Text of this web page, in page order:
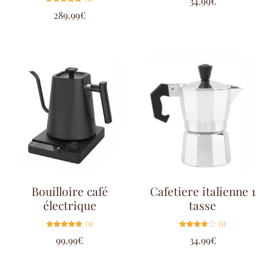
5.00
sur 5
289.99€
sur 5
Bouilloire café
électrique
5.00
sur 5
(1)
99.99€
Cafetiere italienne 1
tasse
4.00
sur 5
(1)
34.99€